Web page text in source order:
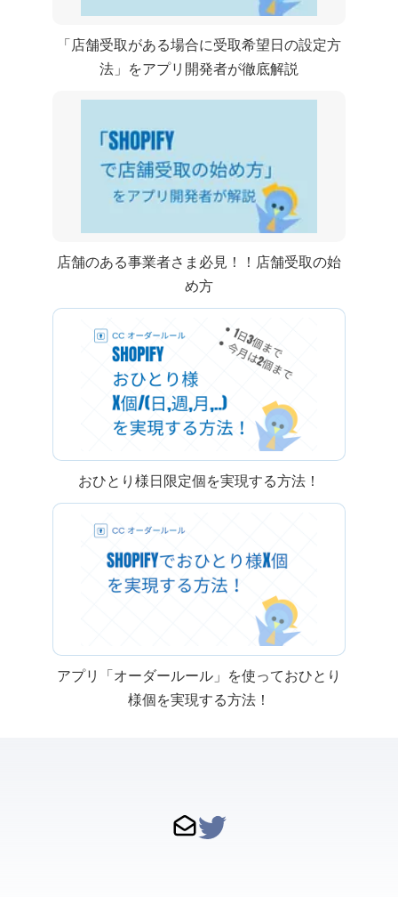
「店舗受取がある場合に受取希望日の設定方
法」 をShopifyアプリ開発者が徹底解説
店舗のある事業者さま必見！！ Shopify 店舗受取の始
め方
Shopify おひとり様y日限定x個を実現する方法！
Shopify アプリ「CC オーダールール」を使っておひとり
様x個を実現する方法！
問い合わせ